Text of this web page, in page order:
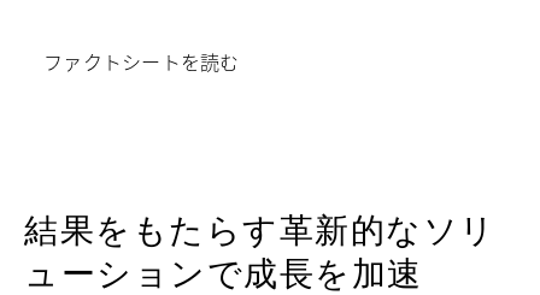
ファクトシートを読む
新しいタブで開く
結果をもたらす革新的なソリ
ューションで成長を加速